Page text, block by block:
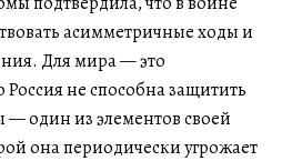
асимметричные ходы и
Для мира — это
Россия не способна защитить
— один из элементов своей
она периодически угрожает